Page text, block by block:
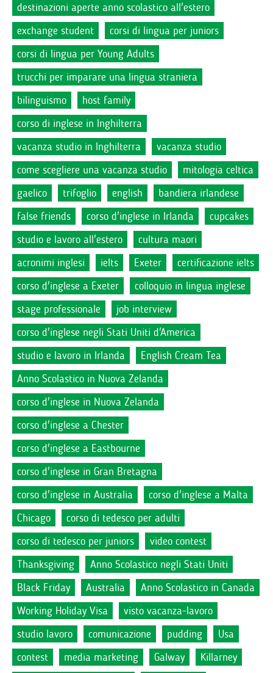
destinazioni aperte anno scolastico all'estero
exchange student
corsi di lingua per juniors
corsi di lingua per Young Adults
trucchi per imparare una lingua straniera
bilinguismo
host family
corso di inglese in Inghilterra
vacanza studio in Inghilterra
vacanza studio
come scegliere una vacanza studio
mitologia celtica
gaelico
trifoglio english
bandiera irlandese
false friends
corso d'inglese in Irlanda
cupcakes
studio e lavoro all'estero
cultura maori
acronimi inglesi
ielts Exeter
certificazione ielts
corso d'inglese a Exeter
colloquio in lingua inglese
stage professionale
job interview
corso d'inglese negli Stati Uniti d'America
studio e lavoro in Irlanda
English Cream Tea
Anno Scolastico in Nuova Zelanda
corso d'inglese in Nuova Zelanda
corso d'inglese a Chester
corso d'inglese a Eastbourne
corso d'inglese in Gran Bretagna
corso d'inglese in Australia
corso d'inglese a Malta
Chicago
corso di tedesco per adulti
corso di tedesco per juniors
video contest
Thanksgiving
Anno Scolastico negli Stati Uniti
Black Friday
Australia
Anno Scolastico in Canada
Working Holiday Visa
visto vacanza-lavoro
studio lavoro
comunicazione pudding
Usa
contest
media marketing Galway
Killarney